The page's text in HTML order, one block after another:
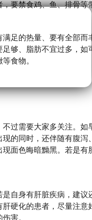
要禁食鸡、鱼、排骨等
足的热量、要有全部而
够、脂肪不宜过多，如
食物。
过需要大家多关注。如
的同时，还伴随有腹泻
面色晦暗黝黑。若是有
是自身有肝脏疾病，建议
硬化的患者，尽量注意
害。